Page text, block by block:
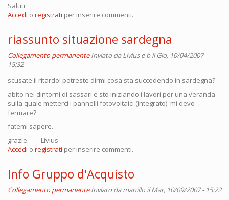
Saluti
Accedi o registrati per inserire commenti.
riassunto situazione sardegna
Collegamento permanente Inviato daLivius e bil Gio, 10/04/2007 -
15:32
scusate il ritardo! potreste dirmi cosa sta succedendo in sardegna?
abito nei dintorni di sassari e sto iniziando i lavori per una veranda
sulla quale metterci i pannelli fotovoltaici (integrato). mi devo
fermare?
fatemi sapere.
grazie. Livius
Accedi o registrati per inserire commenti.
Info Gruppo d'Acquisto
Collegamento permanente Inviato damanillo il Mar, 10/09/2007 - 15:22